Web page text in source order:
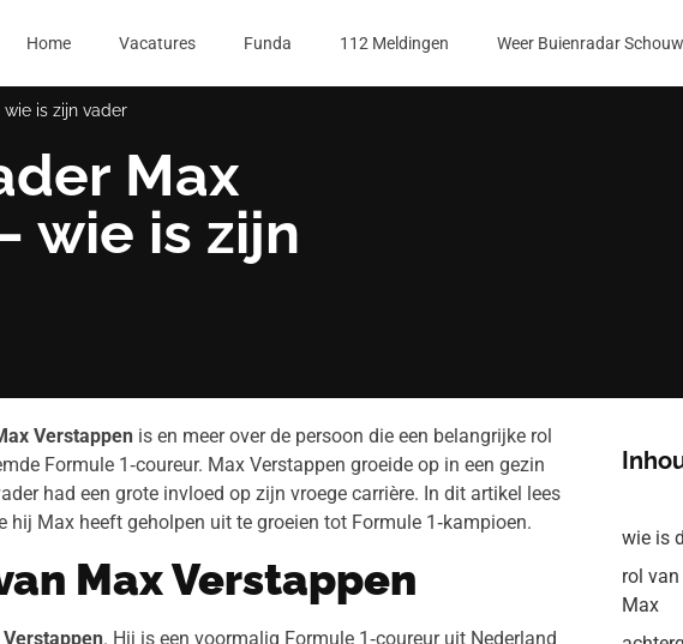
Home Vacatures Funda 112 Meldingen Weer Buienradar
is zijn vader
Max
wie is zijn
Verstappen is en meer over de persoon die een belangrijke rol
Formule 1‑coureur. Max Verstappen groeide op in een gezin
had een grote invloed op zijn vroege carrière. In dit artikel lees
Max heeft geholpen uit te groeien tot Formule 1‑kampioen.
Max Verstappen
. Hij is een voormalig Formule 1‑coureur uit Nederland
wie is
rol
Max